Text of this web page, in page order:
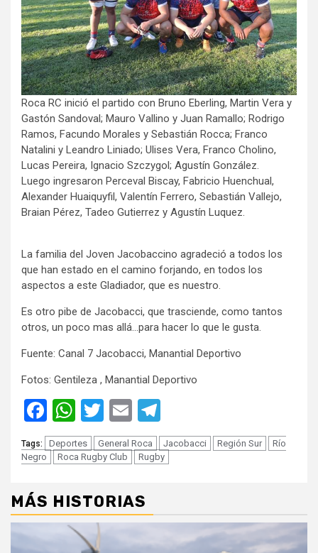
Roca RC inició el partido con Bruno Eberling, Martin Vera y
Gastón Sandoval; Mauro Vallino y Juan Ramallo; Rodrigo
Ramos, Facundo Morales y Sebastián Rocca; Franco
Natalini y Leandro Liniado; Ulises Vera, Franco Cholino,
Lucas Pereira, Ignacio Szczygol; Agustín González.
Luego ingresaron Perceval Biscay, Fabricio Huenchual,
Alexander Huaiquyfil, Valentín Ferrero, Sebastián Vallejo,
Braian Pérez, Tadeo Gutierrez y Agustín Luquez.
La familia del Joven Jacobaccino agradeció a todos los
que han estado en el camino forjando, en todos los
aspectos a este Gladiador, que es nuestro.
Es otro pibe de Jacobacci, que trasciende, como tantos
otros, un poco mas allá…para hacer lo que le gusta.
Fuente: Canal 7 Jacobacci, Manantial Deportivo
Fotos: Gentileza , Manantial Deportivo
Facebook
WhatsApp
Twitter
Email
Tags: Deportes General Roca Jacobacci Región Sur
Río
Negro
Roca Rugby Club Rugby
MÁS HISTORIAS